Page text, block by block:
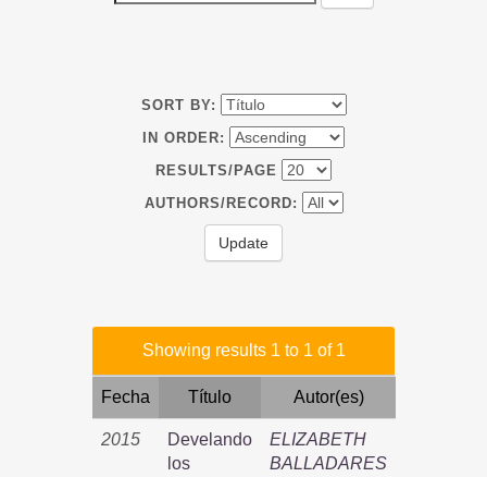
SORT BY:
IN ORDER:
RESULTS/PAGE
AUTHORS/RECORD:
Showing results 1 to 1 of 1
Fecha Título Autor(es)
2015
Develando
los
ELIZABETH
BALLADARES